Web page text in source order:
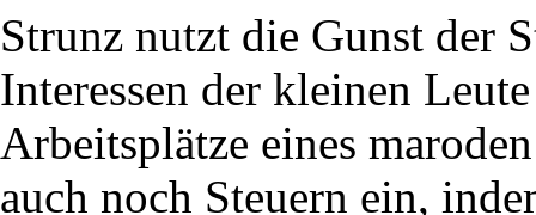
Strunz nutzt die Gunst der
Interessen der kleinen
Arbeitsplätze eines
auch noch Steuern ein,